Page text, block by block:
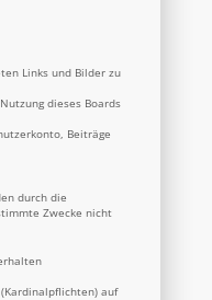
Links und Bilder zu
dieses Boards
Beiträge
durch die
Zwecke nicht
auf